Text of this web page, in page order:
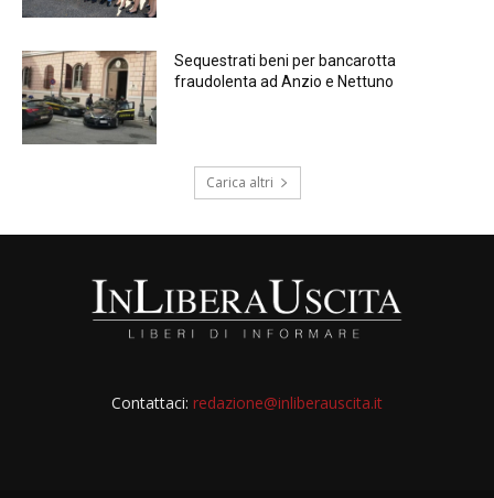
Sequestrati beni per bancarotta
fraudolenta ad Anzio e Nettuno
Carica altri
Contattaci: redazione@inliberauscita.it